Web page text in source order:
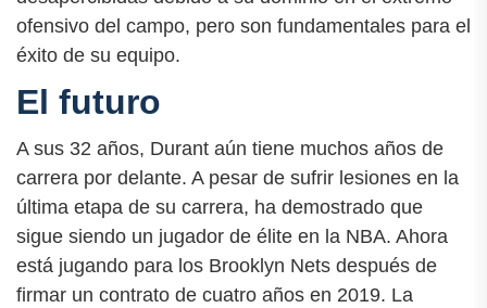
ofensivo del campo, pero son fundamentales para el
éxito de su equipo.
El futuro
A sus 32 años, Durant aún tiene muchos años de
carrera por delante. A pesar de sufrir lesiones en la
última etapa de su carrera, ha demostrado que
sigue siendo un jugador de élite en la NBA. Ahora
está jugando para los Brooklyn Nets después de
firmar un contrato de cuatro años en 2019. La